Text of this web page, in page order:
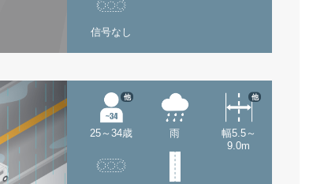
信号なし
25～34歳
他
雨
幅5.5～
9.0m
他